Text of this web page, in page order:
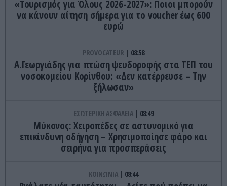
«Τουρισμός για Όλους 2026-2027»: Ποιοι μπορούν
να κάνουν αίτηση σήμερα για το voucher έως 600
ευρώ
PROVOCATEUR 08:58
Α.Γεωργιάδης για πτώση ψευδοροφής στα ΤΕΠ του
νοσοκομείου Κορίνθου: «Δεν κατέρρευσε – Την
ξήλωσαν»
ΕΣΩΤΕΡΙΚΗ ΑΣΦΑΛΕΙΑ 08:49
Μύκονος: Χειροπέδες σε αστυνομικό για
επικίνδυνη οδήγηση – Χρησιμοποίησε φάρο και
σειρήνα για προσπεράσεις
ΚΟΙΝΩΝΙΑ 08:44